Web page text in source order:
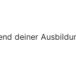
deiner